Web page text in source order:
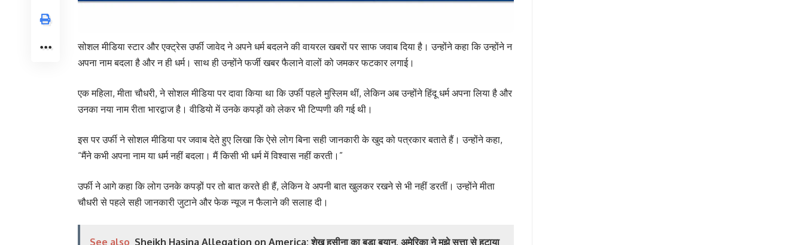
सोशल मीडिया स्टार और एक्ट्रेस उर्फी जावेद ने अपने धर्म बदलने की वायरल खबरों पर साफ जवाब दिया है। उन्होंने कहा कि उन्होंने न
अपना नाम बदला है और न ही धर्म। साथ ही उन्होंने फर्जी खबर फैलाने वालों को जमकर फटकार लगाई।
एक महिला, मीता चौधरी, ने सोशल मीडिया पर दावा किया था कि उर्फी पहले मुस्लिम थीं, लेकिन अब उन्होंने हिंदू धर्म अपना लिया है और
उनका नया नाम रीता भारद्वाज है। वीडियो में उनके कपड़ों को लेकर भी टिप्पणी की गई थी।
इस पर उर्फी ने सोशल मीडिया पर जवाब देते हुए लिखा कि ऐसे लोग बिना सही जानकारी के खुद को पत्रकार बताते हैं। उन्होंने कहा,
“मैंने कभी अपना नाम या धर्म नहीं बदला। मैं किसी भी धर्म में विश्वास नहीं करती।”
उर्फी ने आगे कहा कि लोग उनके कपड़ों पर तो बात करते ही हैं, लेकिन वे अपनी बात खुलकर रखने से भी नहीं डरतीं। उन्होंने मीता
चौधरी से पहले सही जानकारी जुटाने और फेक न्यूज न फैलाने की सलाह दी।
See also Sheikh Hasina Allegation on America: शेख हसीना का बड़ा बयान, अमेरिका ने मुझे सत्ता से हटाया